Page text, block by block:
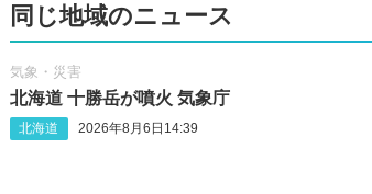
同じ地域のニュース
気象・災害
北海道 十勝岳が噴火 気象庁
北海道 2026年8月6日14:39